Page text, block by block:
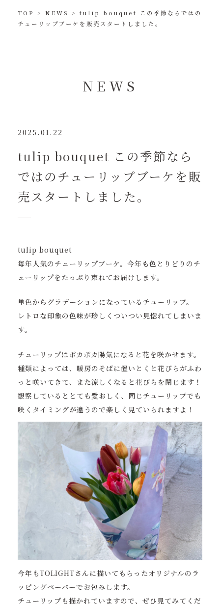
TOP > NEWS > tulip bouquet この季節ならではの
チューリップブーケを販売スタートしました。
N E W S
2025.01.22
tulip bouquet この季節なら
ではのチューリップブーケを販
売スタートしました。
tulip bouquet
毎年人気のチューリップブーケ。今年も色とりどりのチ
ューリップをたっぷり束ねてお届けします。
単色からグラデーションになっているチューリップ。
レトロな印象の色味が珍しくついつい見惚れてしまいま
す。
チューリップはポカポカ陽気になると花を咲かせます。
種類によっては、暖房のそばに置いとくと花びらがふわ
っと咲いてきて、また涼しくなると花びらを閉じます！
観察しているととても愛おしく、同じチューリップでも
咲くタイミングが違うので楽しく見ていられますよ！
今年もTOLIGHTさんに描いてもらったオリジナルのラ
ッピングペーパーでお包みします。
チューリップも描かれていますので、ぜひ見てみてくだ